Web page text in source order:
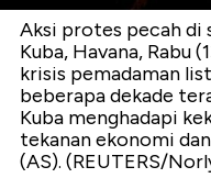
Aksi protes pecah di
Kuba, Havana, Rabu
krisis pemadaman
beberapa dekade
Kuba menghadapi
tekanan ekonomi
(AS). (REUTERS/